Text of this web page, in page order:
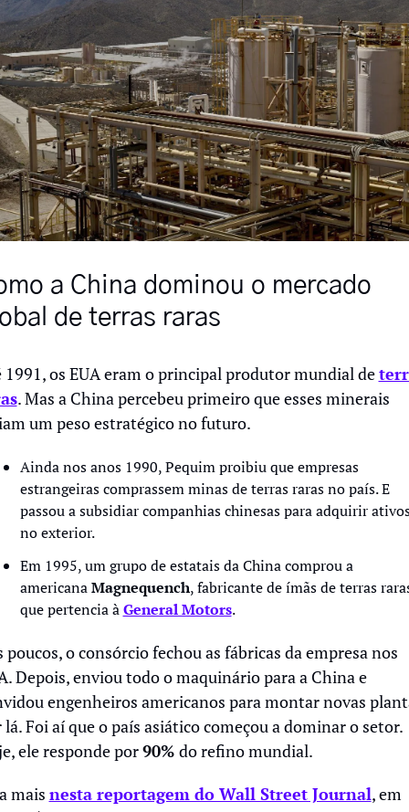
a China dominou o mercado
de terras raras
1991, os EUA eram o principal produtor mundial de
. Mas a China percebeu primeiro que esses minerais
um peso estratégico no futuro.
Ainda nos anos 1990, Pequim proibiu que empresas
estrangeiras comprassem minas de terras raras no país. E
passou a subsidiar companhias chinesas para adquirir
no exterior.
Em 1995, um grupo de estatais da China comprou a
americana Magnequench, fabricante de ímãs de terras
que pertencia à General Motors.
poucos, o consórcio fechou as fábricas da empresa nos
Depois, enviou todo o maquinário para a China e
engenheiros americanos para montar novas
Foi aí que o país asiático começou a dominar o setor.
ele responde por 90% do refino mundial.
mais nesta reportagem do Wall Street Journal, em